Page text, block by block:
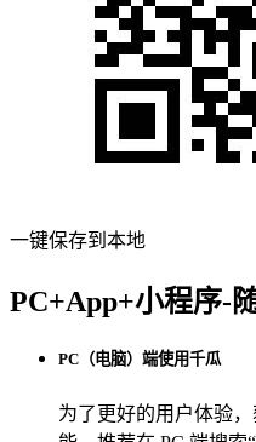
一键保存到本地
PC+App+小程序-
PC（电脑）端使用千瓜
为了更好的用户体验